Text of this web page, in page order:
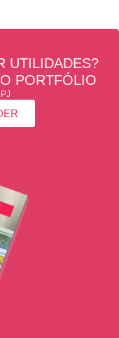
UTILIDADES?
PORTFÓLIO